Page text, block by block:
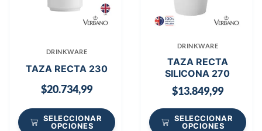
DRINKWARE
TAZA RECTA 230
$20.734,99
SELECCIONAR
OPCIONES
DRINKWARE
TAZA RECTA
SILICONA 270
$13.849,99
SELECCIONAR
OPCIONES